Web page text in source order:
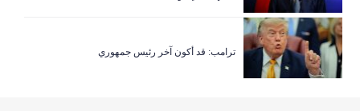
ترامب: قد أكون آخر رئيس جمهوري